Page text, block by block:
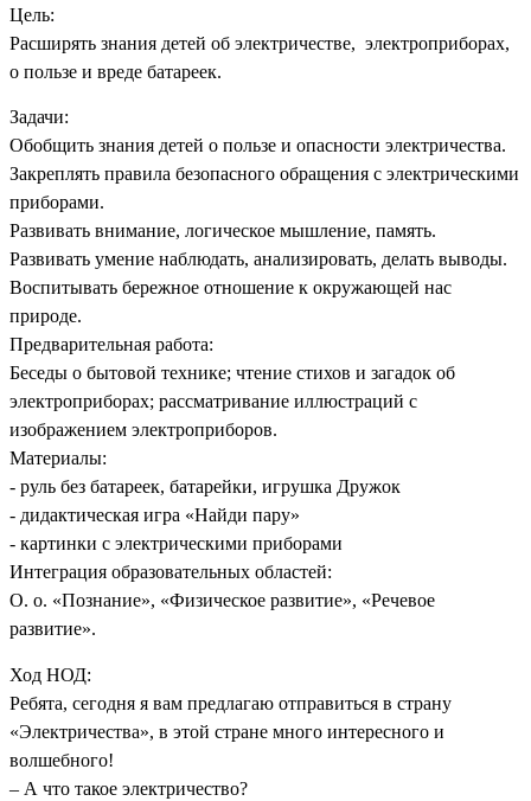
Цель:
Расширять знания детей об электричестве, электроприборах,
о пользе и вреде батареек.
Задачи:
Обобщить знания детей о пользе и опасности электричества.
Закреплять правила безопасного обращения с электрическими
приборами.
Развивать внимание, логическое мышление, память.
Развивать умение наблюдать, анализировать, делать выводы.
Воспитывать бережное отношение к окружающей нас
природе.
Предварительная работа:
Беседы о бытовой технике; чтение стихов и загадок об
электроприборах; рассматривание иллюстраций с
изображением электроприборов.
Материалы:
- руль без батареек, батарейки, игрушка Дружок
- дидактическая игра «Найди пару»
- картинки с электрическими приборами
Интеграция образовательных областей:
О. о. «Познание», «Физическое развитие», «Речевое
развитие».
Ход НОД:
Ребята, сегодня я вам предлагаю отправиться в страну
«Электричества», в этой стране много интересного и
волшебного!
– А что такое электричество?